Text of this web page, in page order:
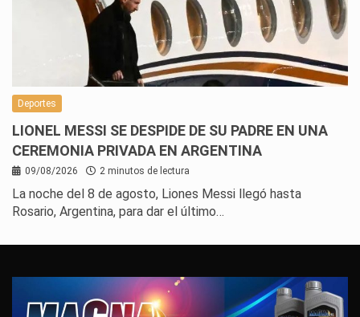
Deportes
LIONEL MESSI SE DESPIDE DE SU PADRE EN UNA
CEREMONIA PRIVADA EN ARGENTINA
09/08/2026 2 minutos de lectura
La noche del 8 de agosto, Liones Messi llegó hasta
Rosario, Argentina, para dar el último…